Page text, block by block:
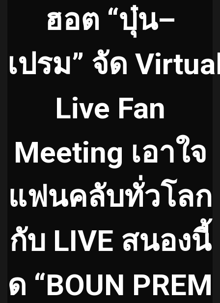
ฮอต “บุ๋น–
เปรม” จัด
Live Fan
Meeting เอาใจ
แฟนคลับทั่วโลก
กับ LIVE สนองนี้
ด “BOUN PREM